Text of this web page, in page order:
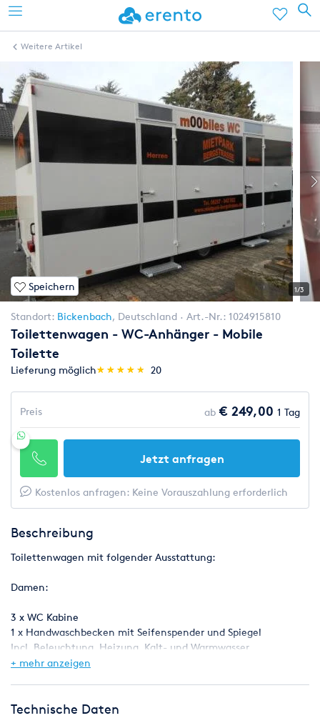
Weitere Artikel
Speichern 1/3
Standort: Bickenbach, Deutschland Art.-Nr.: 1024915810
Toilettenwagen - WC-Anhänger - Mobile
Toilette
Lieferung möglich(*)
★
★
(*)★
★
(*) ★
★
(*) ★
★
(*) ★
★ 20
Preis ab € 249,00 1 Tag
Jetzt anfragen
Kostenlos anfragen: Keine Vorauszahlung erforderlich
Beschreibung
Toilettenwagen mit folgender Ausstattung:
Damen:
3 x WC Kabine
1 x Handwaschbecken mit Seifenspender und Spiegel
Incl. Beleuchtung, Heizung, Kalt- und Warmwasser
+ mehr anzeigen
Technische Daten